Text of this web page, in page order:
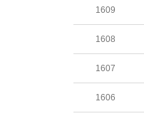
1609
1608
1607
1606